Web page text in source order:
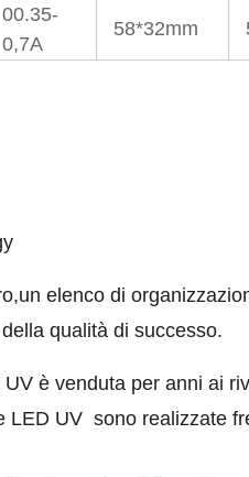
00.35-
0,7A
58*32mm
elenco di
qualità di successo.
UVè venduta per anni ai
LED UVsono realizzate